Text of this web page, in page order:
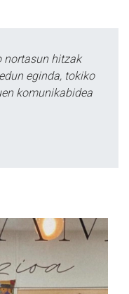
nortasun hitzak
eginda, tokiko
komunikabidea